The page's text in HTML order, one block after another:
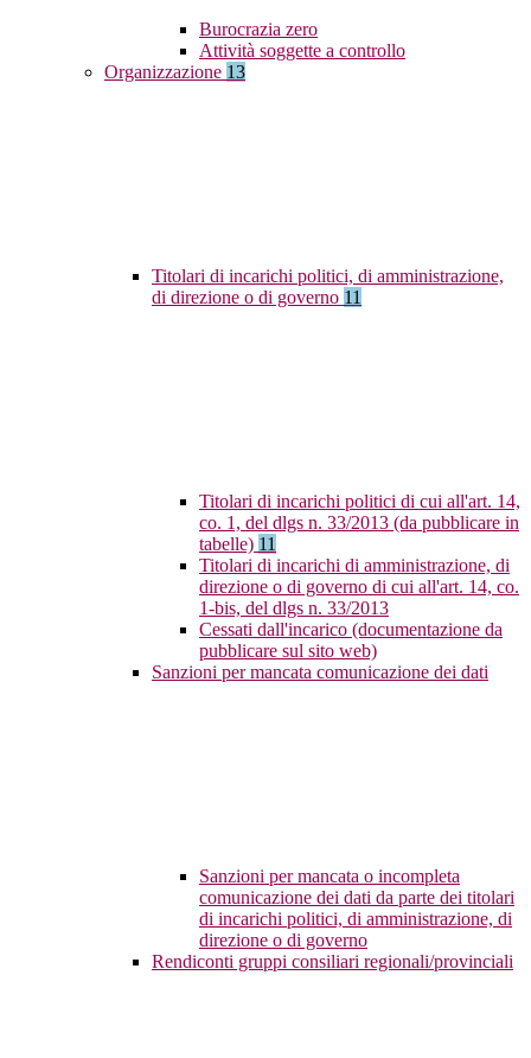
Burocrazia zero
Attività soggette a controllo
Organizzazione 13
Titolari di incarichi politici, di amministrazione,
di direzione o di governo 11
Titolari di incarichi politici di cui all'art. 14,
co. 1, del dlgs n. 33/2013 (da pubblicare in
tabelle) 11
Titolari di incarichi di amministrazione, di
direzione o di governo di cui all'art. 14, co.
1-bis, del dlgs n. 33/2013
Cessati dall'incarico (documentazione da
pubblicare sul sito web)
Sanzioni per mancata comunicazione dei dati
Sanzioni per mancata o incompleta
comunicazione dei dati da parte dei titolari
di incarichi politici, di amministrazione, di
direzione o di governo
Rendiconti gruppi consiliari regionali/provinciali